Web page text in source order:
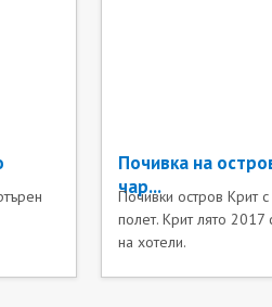
Почивка на
чар...
Почивки остров Крит
полет. Крит лято 2017
на хотели.